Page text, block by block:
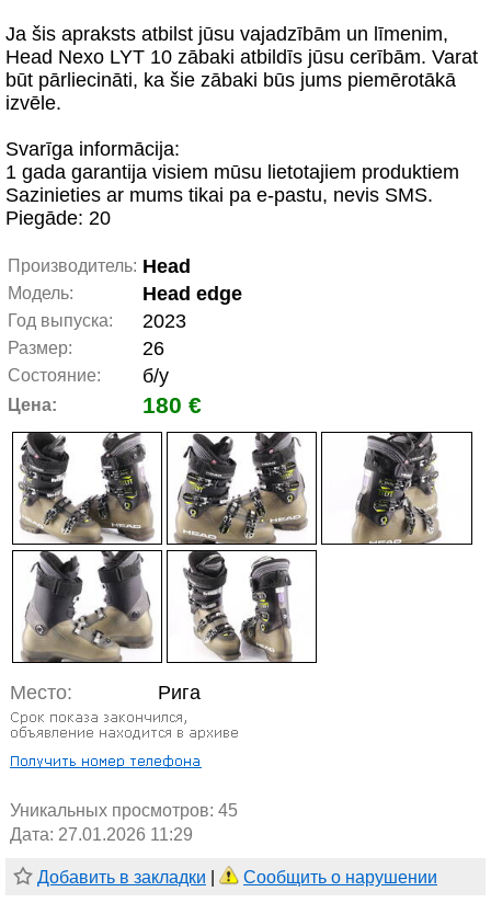
Ja šis apraksts atbilst jūsu vajadzībām un līmenim,
Head Nexo LYT 10 zābaki atbildīs jūsu cerībām. Varat
būt pārliecināti, ka šie zābaki būs jums piemērotākā
izvēle.
Svarīga informācija:
1 gada garantija visiem mūsu lietotajiem produktiem
Sazinieties ar mums tikai pa e-pastu, nevis SMS.
Piegāde: 20
Производитель: Head
Модель: Head edge
Год выпуска: 2023
Размер: 26
Состояние: б/у
Цена: 180 €
Место: Рига
Уникальных просмотров: 45
Дата: 27.01.2026 11:29
Добавить в закладки Сообщить о нарушении